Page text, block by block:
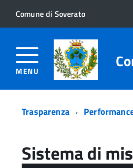
Comune di Soverato
MENU
Trasparenza
Sistema di